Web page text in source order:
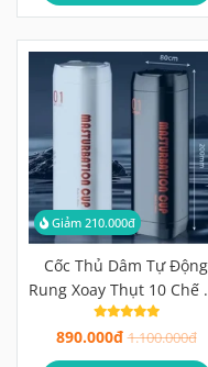
Giảm 210.000đ
Cốc Thủ Dâm Tự Động
Rung Xoay Thụt 10 Chế
Đa Năng | Giao Hàng Kín
Đáo 100%
890.000đ 1.100.000đ